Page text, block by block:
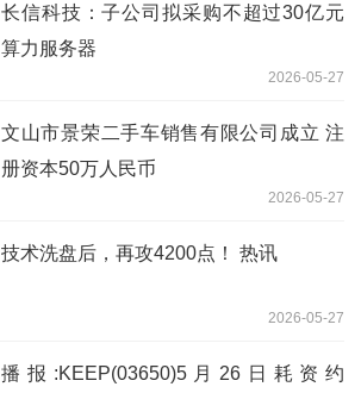
长信科技：子公司拟采购不超过30亿元
算力服务器
2026-05-27
文山市景荣二手车销售有限公司成立 注
册资本50万人民币
2026-05-27
技术洗盘后，再攻4200点！ 热讯
2026-05-27
播报:KEEP(03650)5月26日耗资约